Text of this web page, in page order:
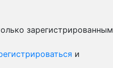
зарегистрированным
и